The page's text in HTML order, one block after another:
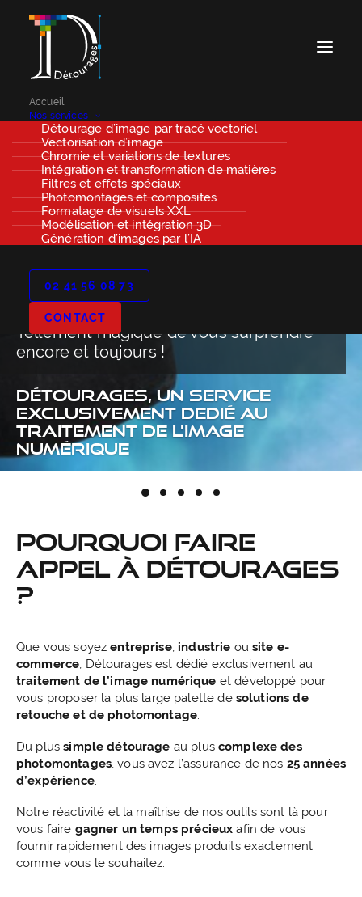
Accueil
Nos services
Détourage d’image par tracé vectoriel
Vectorisation d’image
Chromie et variations de textures
Intégration et transformation de matières
Filtres et effets spéciaux
Photomontages et composites
Formatage de visuels XXL
Modélisation et intégration 3D
Génération d’images par l’IA
02 41 56 08 73
CONTACT
Photomontage
Tellement magique de vous surprendre
encore et toujours !
Détourages, un service
exclusivement dedié au
traitement de l’image
numérique
Pourquoi faire
appel à Détourages
?
Que vous soyezentreprise, industrie ousite e-
commerce , Détourages est dédié exclusivement au
traitement de l’image numérique et développé pour
vous proposer la plus large palette de solutions de
retouche et de photomontage
Du plussimple détourage au plus complexe des
photomontages, vous avez l’assurance de nos 25 années
d’expérience.
Notre réactivité et la maîtrise de nos outils sont là pour
vous faire gagner un temps précieux afin de vous
fournir rapidement des images produits exactement
comme vous le souhaitez.